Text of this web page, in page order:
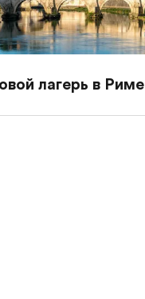
лагерь в Риме